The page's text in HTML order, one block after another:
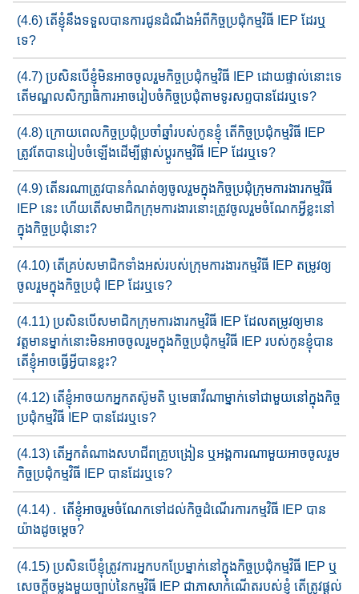
(4.6) តើខ្ញុំនឹង​ទទួលបាន​ការជូនដំណឹង​អំពី​កិច្ច​ប្រជុំកម្មវិធី​ IEP ដែរឬ
ទេ?
(4.7) ប្រសិនបើ​ខ្ញុំ​មិនអាចចូលរួមកិច្ចប្រជុំកម្មវិធី​ IEP ដោយ​ផ្ទាល់​នោះ​​ទេ
តើ​មណ្ឌល​សិក្សាធិការ​អាច​រៀបចំកិច្ចប្រជុំ​តាមទូរសព្ទ​បាន​ដែរឬទេ?
(4.8) ក្រោយ​ពេលកិច្ច​ប្រជុំ​ប្រចាំឆ្នាំ​របស់កូនខ្ញុំ តើ​កិច្ចប្រជុំ​កម្មវិធី​ IEP
ត្រូវ​តែ​​​បាន​រៀប​ចំឡើង​ដើម្បីផ្លាស់ប្តូរ​កម្មវិធី IEP ដែរឬទេ?
(4.9) តើនរណា​ត្រូវបាន​កំណត់​​ឲ្យចូលរួមក្នុងកិច្ច​ប្រជុំក្រុមការងារ​កម្ម​វិ​ធី​​
IEP នេះ ហើយតើ​សមាជិក​​ក្រុមការងារនោះ​ត្រូវ​ចូលរួម​ចំណែ​ក​​អ្វី​ខ្លះ​នៅ​​​​​​​​​
ក្នុង​កិច្ចប្រជុំ​នោះ?
(4.10) តើ​គ្រប់សមាជិកទាំងអស់​របស់ក្រុមការងារ​​កម្មវិធី​ IEP តម្រូវ​ឲ្យ​​
ចូល​រួម​​ក្នុងកិច្ចប្រជុំ​ IEP ដែរឬទេ?
(4.11) ​ប្រសិនបើសមាជិក​ក្រុមការងារកម្មវិធី​ ​​​IEP ដែលតម្រូវឲ្យមាន​
វត្តមា​ន​​​​​​ម្នាក់​នោះ​​មិនអាចចូលរួមក្នុងកិច្ច​ប្រជុំកម្មវិធី​​ IEP របស់​កូន​ខ្ញុំបាន​
តើខ្ញុំ​អា​ច​​​ធ្វើអ្វី​បានខ្លះ?
(4.12) តើខ្ញុំអាច​យក​អ្នក​តស៊ូមតិ ឬ​មេធាវី​ណាម្នាក់​ទៅជាមួយនៅក្នុងកិច្ច​
ប្រជុំ​កម្មវិធី​ IEP បានដែរឬទេ?
(4.13) តើអ្នក​តំណាង​សហជីព​គ្រូបង្រៀន​ ឬអង្គការ​ណាមួយ​អាចចូលរួម​
កិច្ច​​ប្រជុំកម្មវិធី​ IEP បានដែរឬទេ?
(4.14) . តើខ្ញុំ​អាច​រួមចំណែកទៅដល់​កិច្ច​ដំណើរការកម្មវិធី​ IEP បាន
យ៉ាង​ដូចម្តេច?
(4.15) ប្រសិនបើ​ខ្ញុំត្រូវការ​អ្នកបកប្រែម្នាក់​​នៅក្នុង​កិច្ចប្រជុំកម្មវិធី​​ IE​P​ ឬ​
សេចក្តី​ចម្លង​​មួយច្បាប់នៃ​កម្មវិធី​ IEP ជាភាសាកំណើតរបស់ខ្ញុំ តើ​ត្រូវ​​​ផ្តល់​